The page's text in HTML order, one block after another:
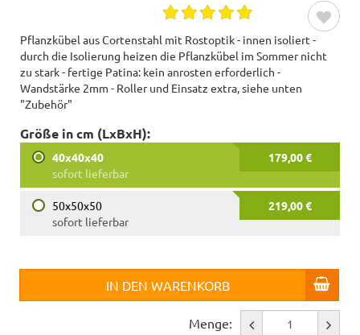
Pflanzkübel aus Cortenstahl mit Rostoptik - innen isoliert -
durch die Isolierung heizen die Pflanzkübel im Sommer nicht
zu stark - fertige Patina: kein anrosten erforderlich -
Wandstärke 2mm - Roller und Einsatz extra, siehe unten
"Zubehör"
Größe in cm (LxBxH):
40x40x40
179,00 €
sofort lieferbar
50x50x50
219,00 €
sofort lieferbar
IN DEN WARENKORB
Menge: